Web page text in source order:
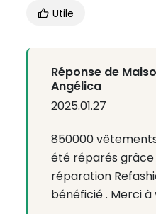
Utile
Réponse de
Angélica
2025.01.27
850000
été réparés grâce
réparation
bénéficié . Merci